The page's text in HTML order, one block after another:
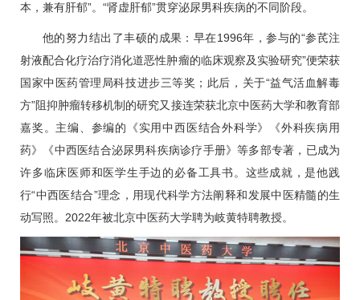
本，兼有肝郁”。“肾虚肝郁”贯穿泌尿男科疾病的不同阶段。
他的努力结出了丰硕的成果：早在1996年，参与的“参芪注
射液配合化疗治疗消化道恶性肿瘤的临床观察及实验研究”便荣获
国家中医药管理局科技进步三等奖；此后，关于“益气活血解毒
方”阻抑肿瘤转移机制的研究又接连荣获北京中医药大学和教育部
嘉奖。主编、参编的《实用中西医结合外科学》《外科疾病用
药》《中西医结合泌尿男科疾病诊疗手册》等多部专著，已成为
许多临床医师和医学生手边的必备工具书。这些成就，是他践
行“中西医结合”理念，用现代科学方法阐释和发展中医精髓的生
动写照。2022年被北京中医药大学聘为岐黄特聘教授。